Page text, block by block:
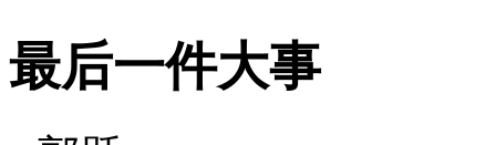
最后一件大事